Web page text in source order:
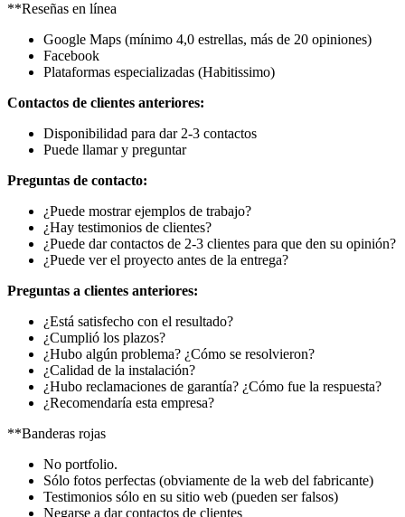
**Reseñas en línea
Google Maps (mínimo 4,0 estrellas, más de 20 opiniones)
Facebook
Plataformas especializadas (Habitissimo)
Contactos de clientes anteriores:
Disponibilidad para dar 2-3 contactos
Puede llamar y preguntar
Preguntas de contacto:
¿Puede mostrar ejemplos de trabajo?
¿Hay testimonios de clientes?
¿Puede dar contactos de 2-3 clientes para que den su opinión?
¿Puede ver el proyecto antes de la entrega?
Preguntas a clientes anteriores:
¿Está satisfecho con el resultado?
¿Cumplió los plazos?
¿Hubo algún problema? ¿Cómo se resolvieron?
¿Calidad de la instalación?
¿Hubo reclamaciones de garantía? ¿Cómo fue la respuesta?
¿Recomendaría esta empresa?
**Banderas rojas
No portfolio.
Sólo fotos perfectas (obviamente de la web del fabricante)
Testimonios sólo en su sitio web (pueden ser falsos)
Negarse a dar contactos de clientes